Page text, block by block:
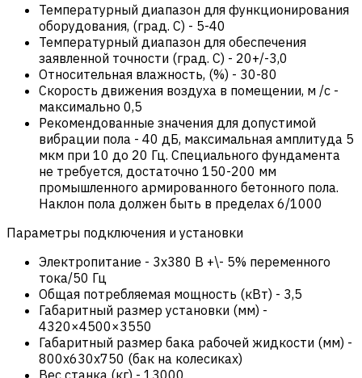
Температурный диапазон для функционирования
оборудования, (град. С) - 5-40
Температурный диапазон для обеспечения
заявленной точности (град. С) - 20+/-3,0
Относительная влажность, (%) - 30-80
Скорость движения воздуха в помещении, м /с -
максимально 0,5
Рекомендованные значения для допустимой
вибрации пола - 40 дБ, максимальная амплитуда 5
мкм при 10 до 20 Гц. Специального фундамента
не требуется, достаточно 150-200 мм
промышленного армированного бетонного пола.
Наклон пола должен быть в пределах 6/1000
Параметры подключения и установки
Электропитание - 3х380 В +\- 5% переменного
тока/50 Гц
Общая потребляемая мощность (кВт) - 3,5
Габаритный размер установки (мм) -
4320×4500×3550
Габаритный размер бака рабочей жидкости (мм) -
800x630x750 (бак на колесиках)
Вес станка (кг) - 13000